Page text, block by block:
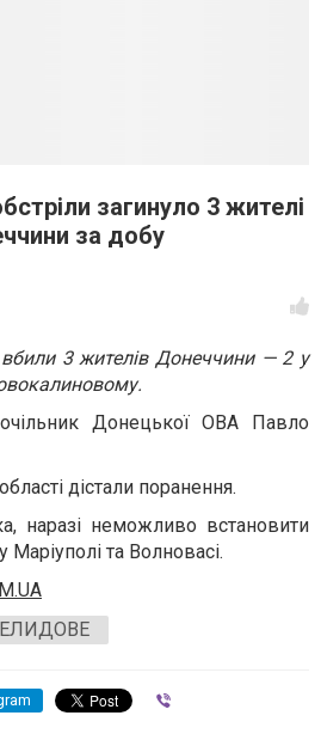
загинуло 3 жителі
за добу
3 жителів Донеччини — 2 у
Донецької ОВА Павло
дістали поранення.
наразі неможливо встановити
Маріуполі та Волновасі.